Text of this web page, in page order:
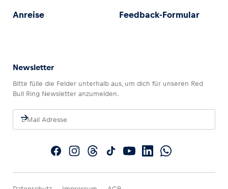
Anreise Feedback-Formular
Newsletter
Bitte fülle die Felder unterhalb aus, um dich für unseren Red
Bull Ring Newsletter anzumelden.